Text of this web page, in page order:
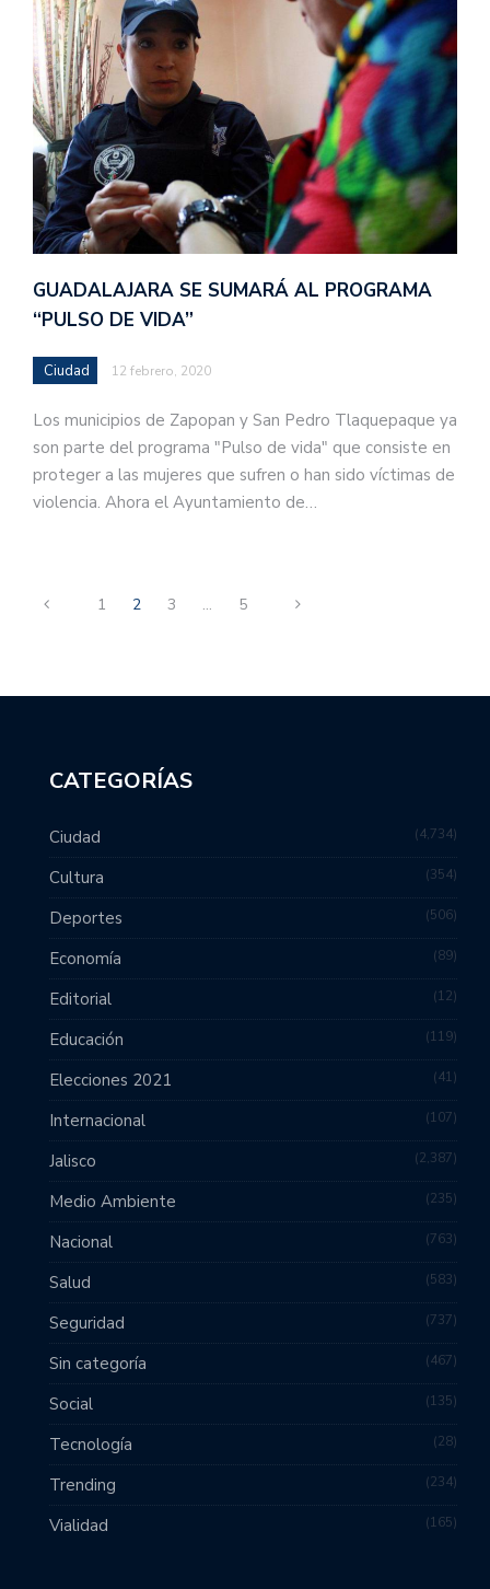
GUADALAJARA SE SUMARÁ AL PROGRAMA
“PULSO DE VIDA”
Ciudad 12 febrero, 2020
Los municipios de Zapopan y San Pedro Tlaquepaque ya
son parte del programa "Pulso de vida" que consiste en
proteger a las mujeres que sufren o han sido víctimas de
violencia. Ahora el Ayuntamiento de…
1 2 3 … 5
CATEGORÍAS
Ciudad 4,734
Cultura 354
Deportes 506
Economía 89
Editorial 12
Educación 119
Elecciones 2021 41
Internacional 107
Jalisco 2,387
Medio Ambiente 235
Nacional 763
Salud 583
Seguridad 737
Sin categoría 467
Social 135
Tecnología 28
Trending 234
Vialidad 165